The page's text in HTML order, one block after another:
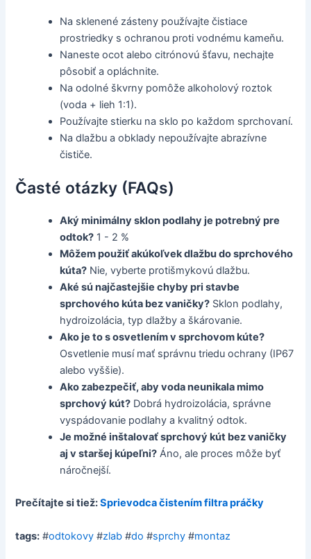
Na sklenené zásteny používajte čistiace
prostriedky s ochranou proti vodnému kameňu.
Naneste ocot alebo citrónovú šťavu, nechajte
pôsobiť a opláchnite.
Na odolné škvrny pomôže alkoholový roztok
(voda + lieh 1:1).
Používajte stierku na sklo po každom sprchovaní.
Na dlažbu a obklady nepoužívajte abrazívne
čističe.
Časté otázky (FAQs)
Aký minimálny sklon podlahy je potrebný pre
odtok? 1 - 2 %
Môžem použiť akúkoľvek dlažbu do sprchového
kúta? Nie, vyberte protišmykovú dlažbu.
Aké sú najčastejšie chyby pri stavbe
sprchového kúta bez vaničky? Sklon podlahy,
hydroizolácia, typ dlažby a škárovanie.
Ako je to s osvetlením v sprchovom kúte?
Osvetlenie musí mať správnu triedu ochrany (IP67
alebo vyššie).
Ako zabezpečiť, aby voda neunikala mimo
sprchový kút? Dobrá hydroizolácia, správne
vyspádovanie podlahy a kvalitný odtok.
Je možné inštalovať sprchový kút bez vaničky
aj v staršej kúpeľni? Áno, ale proces môže byť
náročnejší.
Prečítajte si tiež:Sprievodca čistením filtra práčky
tags: #odtokovy #zlab #do #sprchy #montaz